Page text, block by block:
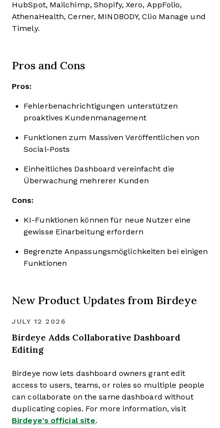
HubSpot, Mailchimp, Shopify, Xero, AppFolio,
AthenaHealth, Cerner, MINDBODY, Clio Manage und
Timely.
Pros and Cons
Pros:
Fehlerbenachrichtigungen unterstützen
proaktives Kundenmanagement
Funktionen zum Massiven Veröffentlichen von
Social-Posts
Einheitliches Dashboard vereinfacht die
Überwachung mehrerer Kunden
Cons:
KI-Funktionen können für neue Nutzer eine
gewisse Einarbeitung erfordern
Begrenzte Anpassungsmöglichkeiten bei einigen
Funktionen
New Product Updates from Birdeye
JULY 12 2026
Birdeye Adds Collaborative Dashboard
Editing
Birdeye now lets dashboard owners grant edit
access to users, teams, or roles so multiple people
can collaborate on the same dashboard without
duplicating copies. For more information, visit
Birdeye's official site.